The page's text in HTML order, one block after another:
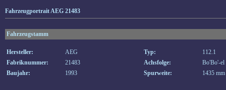
Fahrzeugportrait AEG 21483
Fahrzeugstamm
Hersteller: AEG Typ:
112.1
Fabriknummer:
21483 Achsfolge:
Bo'Bo'-el
Baujahr:
1993 Spurweite: 1435 mm